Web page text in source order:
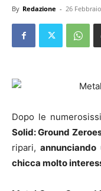
By Redazione - 26
Dopo le
Solid: Ground
ripari,
chicca molto